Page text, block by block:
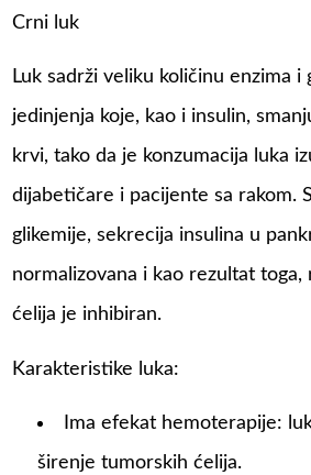
Crni luk
Luk sadrži veliku količinu enzima i
jedinjenja koje, kao i insulin,
krvi, tako da je konzumacija luka
dijabetičare i pacijente sa rakom.
glikemije, sekrecija insulina u
normalizovana i kao rezultat toga,
ćelija je inhibiran.
Karakteristike luka:
Ima efekat hemoterapije:
širenje tumorskih ćelija.